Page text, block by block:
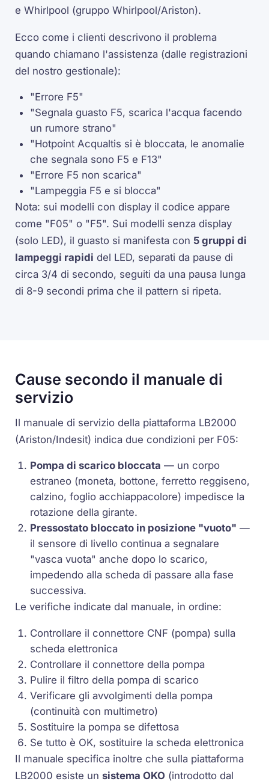
e Whirlpool (gruppo Whirlpool/Ariston).
Ecco come i clienti descrivono il problema
quando chiamano l'assistenza (dalle registrazioni
del nostro gestionale):
"Errore F5"
"Segnala guasto F5, scarica l'acqua facendo
un rumore strano"
"Hotpoint Acqualtis si è bloccata, le anomalie
che segnala sono F5 e F13"
"Errore F5 non scarica"
"Lampeggia F5 e si blocca"
Nota: sui modelli con display il codice appare
come "F05" o "F5". Sui modelli senza display
(solo LED), il guasto si manifesta con 5 gruppi di
lampeggi rapidi del LED, separati da pause di
circa 3/4 di secondo, seguiti da una pausa lunga
di 8-9 secondi prima che il pattern si ripeta.
Cause secondo il manuale di
servizio
Il manuale di servizio della piattaforma LB2000
(Ariston/Indesit) indica due condizioni per F05:
Pompa di scarico bloccata — un corpo
estraneo (moneta, bottone, ferretto reggiseno,
calzino, foglio acchiappacolore) impedisce la
rotazione della girante.
Pressostato bloccato in posizione "vuoto" —
il sensore di livello continua a segnalare
"vasca vuota" anche dopo lo scarico,
impedendo alla scheda di passare alla fase
successiva.
Le verifiche indicate dal manuale, in ordine:
Controllare il connettore CNF (pompa) sulla
scheda elettronica
Controllare il connettore della pompa
Pulire il filtro della pompa di scarico
Verificare gli avvolgimenti della pompa
(continuità con multimetro)
Sostituire la pompa se difettosa
Se tutto è OK, sostituire la scheda elettronica
Il manuale specifica inoltre che sulla piattaforma
LB2000 esiste unsistema OKO (introdotto dal